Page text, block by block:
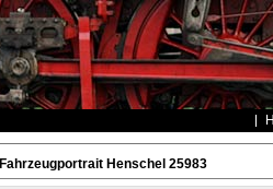
Fahrzeugportrait Henschel 25983